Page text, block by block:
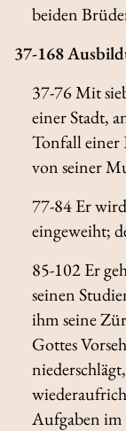
beiden
37-168
37-76 Mit
einer Stadt,
Tonfall einer
von seiner
77-84 Er
eingeweiht;
85-102 Er
seinen
ihm seine
Gottes
Aufgaben